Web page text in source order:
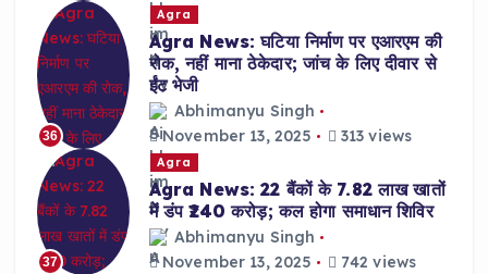
36
Agra
Agra News: घटिया निर्माण पर एआरएम की
रोक, नहीं माना ठेकेदार; जांच के लिए दीवार से
ईंट भेजी
Abhimanyu Singh
November 13, 2025
313 views
37
Agra
Agra News: 22 बैंकों के 7.82 लाख खातों
में डंप ₹240 करोड़; कल होगा समाधान शिविर
Abhimanyu Singh
November 13, 2025
742 views